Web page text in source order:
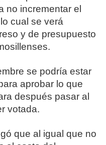
no incrementar el
cual se verá
y de presupuesto
se podría estar
aprobar lo que
después pasar al
votada.
que al igual que no